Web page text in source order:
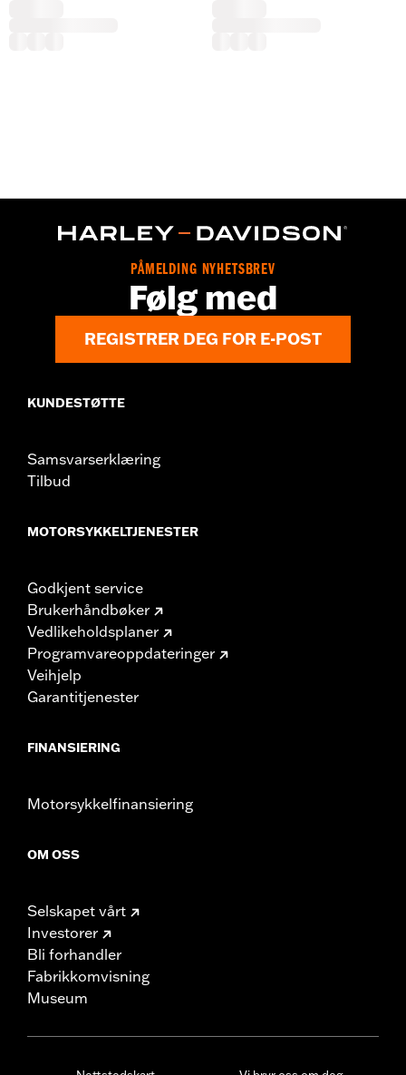
PÅMELDING NYHETSBREV
Følg med
REGISTRER DEG FOR E-POST
KUNDESTØTTE
Samsvarserklæring
Tilbud
MOTORSYKKELTJENESTER
Godkjent service
Brukerhåndbøker
Vedlikeholdsplaner
Programvareoppdateringer
Veihjelp
Garantitjenester
FINANSIERING
Motorsykkelfinansiering
OM OSS
Selskapet vårt
Investorer
Bli forhandler
Fabrikkomvisning
Museum